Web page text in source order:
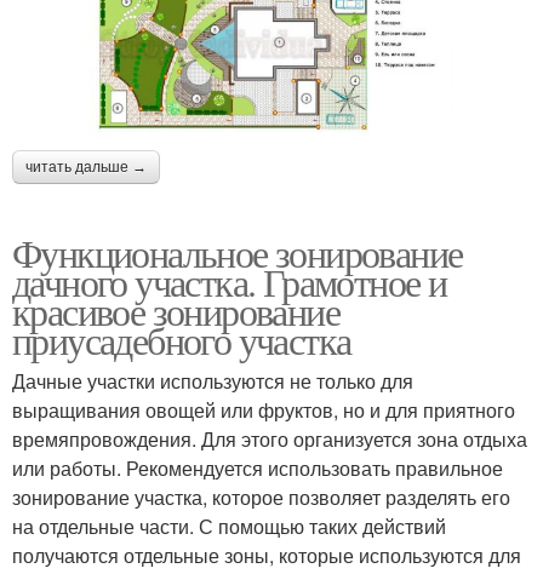
читать дальше →
Функциональное зонирование
дачного участка. Грамотное и
красивое зонирование
приусадебного участка
Дачные участки используются не только для
выращивания овощей или фруктов, но и для приятного
времяпровождения. Для этого организуется зона отдыха
или работы. Рекомендуется использовать правильное
зонирование участка, которое позволяет разделять его
на отдельные части. С помощью таких действий
получаются отдельные зоны, которые используются для